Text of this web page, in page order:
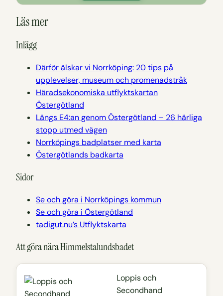
Läs mer
Inlägg
Därför älskar vi Norrköping: 20 tips på
upplevelser, museum och promenadstråk
Häradsekonomiska utflyktskartan
Östergötland
Längs E4:an genom Östergötland – 26 härliga
stopp utmed vägen
Norrköpings badplatser med karta
Östergötlands badkarta
Sidor
Se och göra i Norrköpings kommun
Se och göra i Östergötland
tadigut.nu’s Utflyktskarta
Att göra nära Himmelstalundsbadet
Loppis och
Secondhand